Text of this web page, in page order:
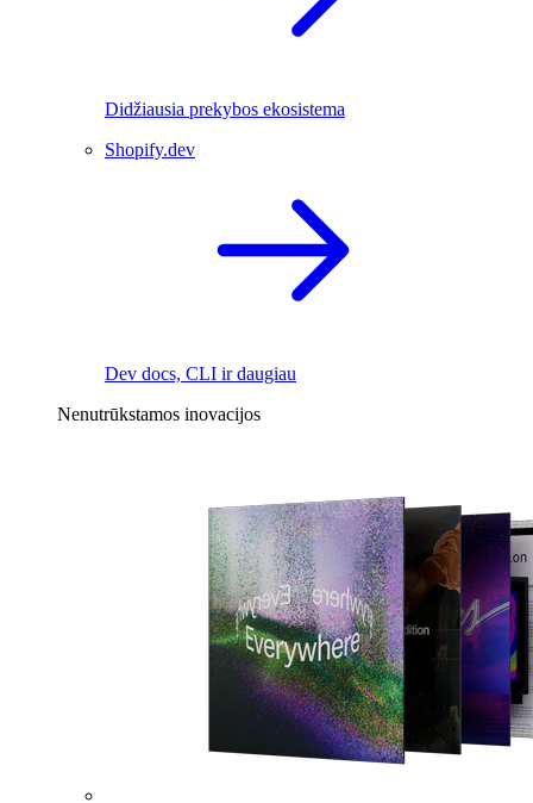
Didžiausia prekybos ekosistema
Shopify.dev
Dev docs, CLI ir daugiau
Nenutrūkstamos inovacijos